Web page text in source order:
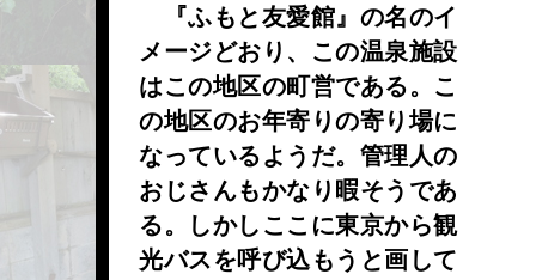
『ふもと友愛館』の名のイ
メージどおり、この温泉施設
はこの地区の町営である。こ
の地区のお年寄りの寄り場に
なっているようだ。管理人の
おじさんもかなり暇そうであ
る。しかしここに東京から観
光バスを呼び込もうと画して